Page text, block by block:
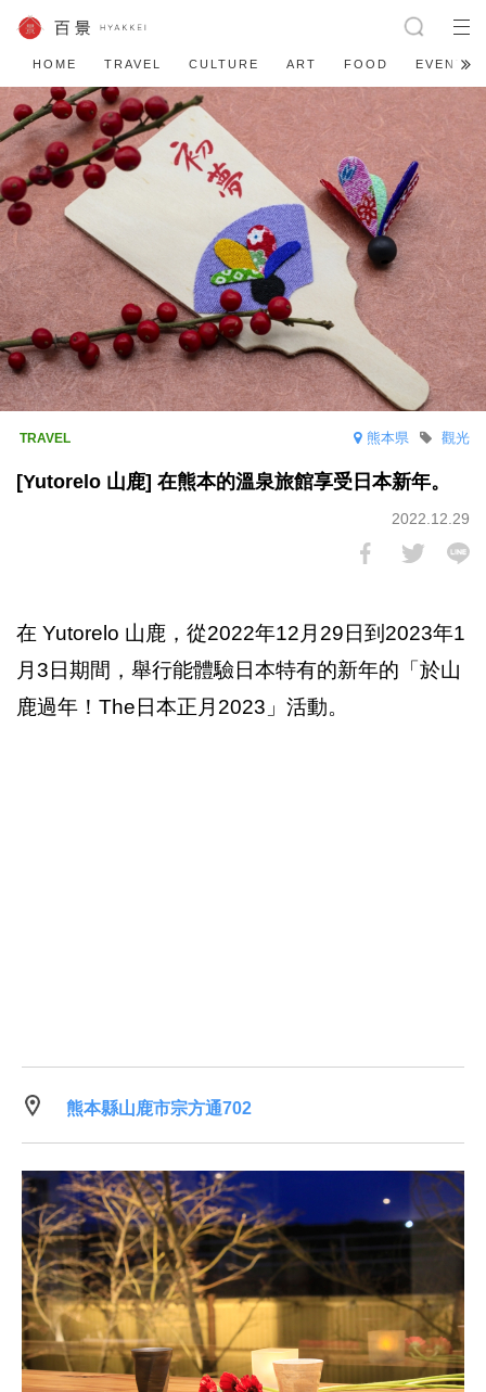
HOME TRAVEL CULTURE ART FOOD EVENT
熊本県 觀光
[Yutorelo 山鹿] 在熊本的溫泉旅館享受日本新年。
2022.12.29
在 Yutorelo 山鹿，從2022年12月29日到2023年1
月3日期間，舉行能體驗日本特有的新年的「於山
鹿過年！The日本正月2023」活動。
熊本縣山鹿市宗方通702